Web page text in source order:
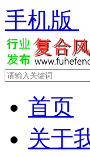
手机版
首页
关于